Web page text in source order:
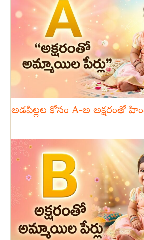
అడపిల్లల కోసం A-అ అక్షరంతో